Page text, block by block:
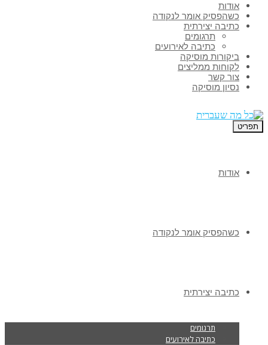
אודות
כשהפסיק אומר לנקודה
כתיבה יצירתית
תרגומים
כתיבה לאירועים
ביקורות מוסיקה
לקוחות ממליצים
צור קשר
נסיון מוסיקה
תפריט
אודות
כשהפסיק אומר לנקודה
כתיבה יצירתית
תרגומים
כתיבה לאירועים